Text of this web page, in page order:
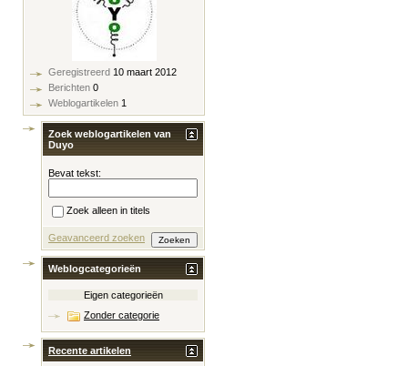
Geregistreerd 10 maart 2012
Berichten 0
Weblogartikelen 1
Zoek weblogartikelen van
Duyo
Bevat tekst:
Zoek alleen in titels
Geavanceerd zoeken
Weblogcategorieën
Eigen categorieën
Zonder categorie
Recente artikelen